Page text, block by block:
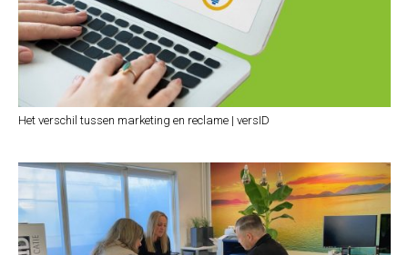
Het verschil tussen marketing en reclame | versID